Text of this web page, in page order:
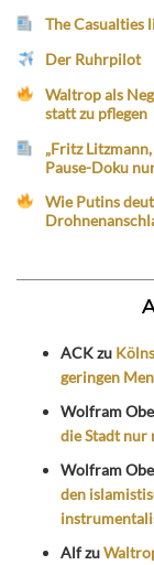
The Casualties
Der Ruhrpilot
Waltrop als
statt zu pflegen
„Fritz
Pause-Doku
Wie Putins
ACKzu
geringen
Wolfram
die Stadt nur
Wolfram
den
Alfzu